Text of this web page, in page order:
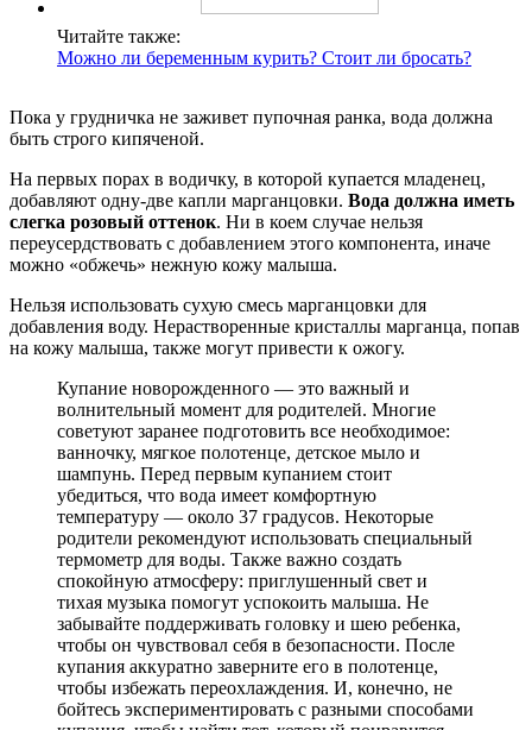
Читайте также:
Можно ли беременным курить? Стоит ли бросать?
Пока у грудничка не заживет пупочная ранка, вода должна
быть строго кипяченой.
На первых порах в водичку, в которой купается младенец,
добавляют одну-две капли марганцовки. Вода должна иметь
слегка розовый оттенок. Ни в коем случае нельзя
переусердствовать с добавлением этого компонента, иначе
можно «обжечь» нежную кожу малыша.
Нельзя использовать сухую смесь марганцовки для
добавления воду. Нерастворенные кристаллы марганца, попав
на кожу малыша, также могут привести к ожогу.
Купание новорожденного — это важный и
волнительный момент для родителей. Многие
советуют заранее подготовить все необходимое:
ванночку, мягкое полотенце, детское мыло и
шампунь. Перед первым купанием стоит
убедиться, что вода имеет комфортную
температуру — около 37 градусов. Некоторые
родители рекомендуют использовать специальный
термометр для воды. Также важно создать
спокойную атмосферу: приглушенный свет и
тихая музыка помогут успокоить малыша. Не
забывайте поддерживать головку и шею ребенка,
чтобы он чувствовал себя в безопасности. После
купания аккуратно заверните его в полотенце,
чтобы избежать переохлаждения. И, конечно, не
бойтесь экспериментировать с разными способами